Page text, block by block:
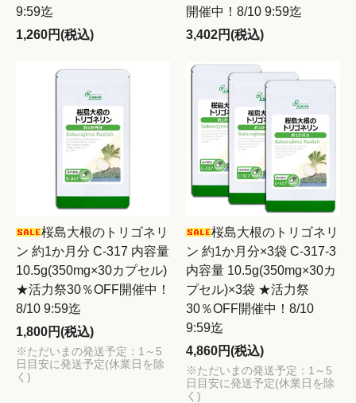
9:59迄
1,260円(税込)
開催中！8/10 9:59迄
3,402円(税込)
桜島大根のトリゴネリ
ン 約1か月分 C-317 内容量
10.5g(350mg×30カプセル)
★活力祭30％OFF開催中！
8/10 9:59迄
1,800円(税込)
※ただいまの発送予定：1～5
日目安に発送予定(休業日を除
く)
桜島大根のトリゴネリ
ン 約1か月分×3袋 C-317-3
内容量 10.5g(350mg×30カ
プセル)×3袋 ★活力祭
30％OFF開催中！8/10
9:59迄
4,860円(税込)
※ただいまの発送予定：1～5
日目安に発送予定(休業日を除
く)